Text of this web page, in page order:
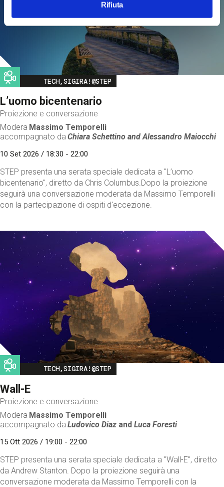
Rifiuta
Image
TECH,SIGIRA!@STEP
L’uomo bicentenario
Proiezione e conversazione
Modera Massimo Temporelli
accompagnato da Chiara Schettino andAlessandro Maiocchi
10 Set 2026 / 18:30 - 22:00
STEP presenta una serata speciale dedicata a "L’uomo
bicentenario", diretto da Chris Columbus.Dopo la proiezione
seguirà una conversazione moderata da Massimo Temporelli
con la partecipazione di ospiti d'eccezione.
Image
TECH,SIGIRA!@STEP
Wall-E
Proiezione e conversazione
Modera Massimo Temporelli
accompagnato da Ludovico Diaz andLuca Foresti
15 Ott 2026 / 19:00 - 22:00
STEP presenta una serata speciale dedicata a "Wall-E", diretto
da Andrew Stanton. Dopo la proiezione seguirà una
conversazione moderata da Massimo Temporelli con la